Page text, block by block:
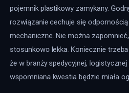
pojemnik plastikowy zamykany.
rozwiązanie cechuje się
mechaniczne. Nie można
stosunkowo lekka. Koniecznie
że w branży spedycyjnej,
wspomniana kwestia będzie miała